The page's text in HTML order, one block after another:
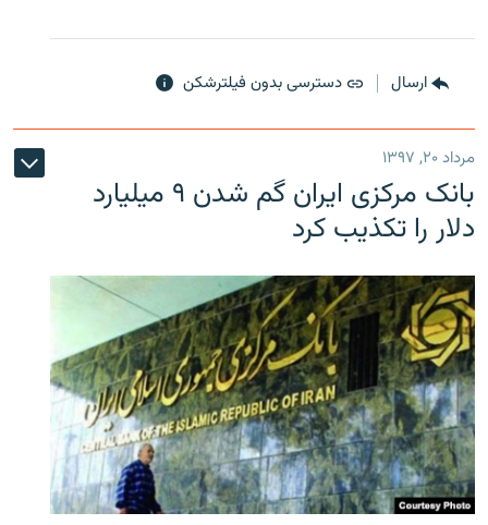
ارسال دسترسی بدون فیلترشکن
مرداد ۲۰, ۱۳۹۷
بانک مرکزی ایران گم شدن ۹ میلیارد
دلار را تکذیب کرد